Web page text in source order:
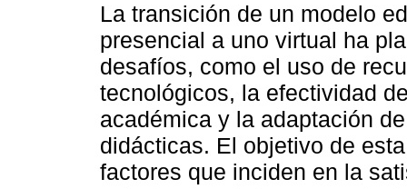
La transición de un modelo
presencial a uno virtual ha
desafíos, como el uso de
tecnológicos, la efectividad
académica y la adaptación
didácticas. El objetivo de
factores que inciden en la